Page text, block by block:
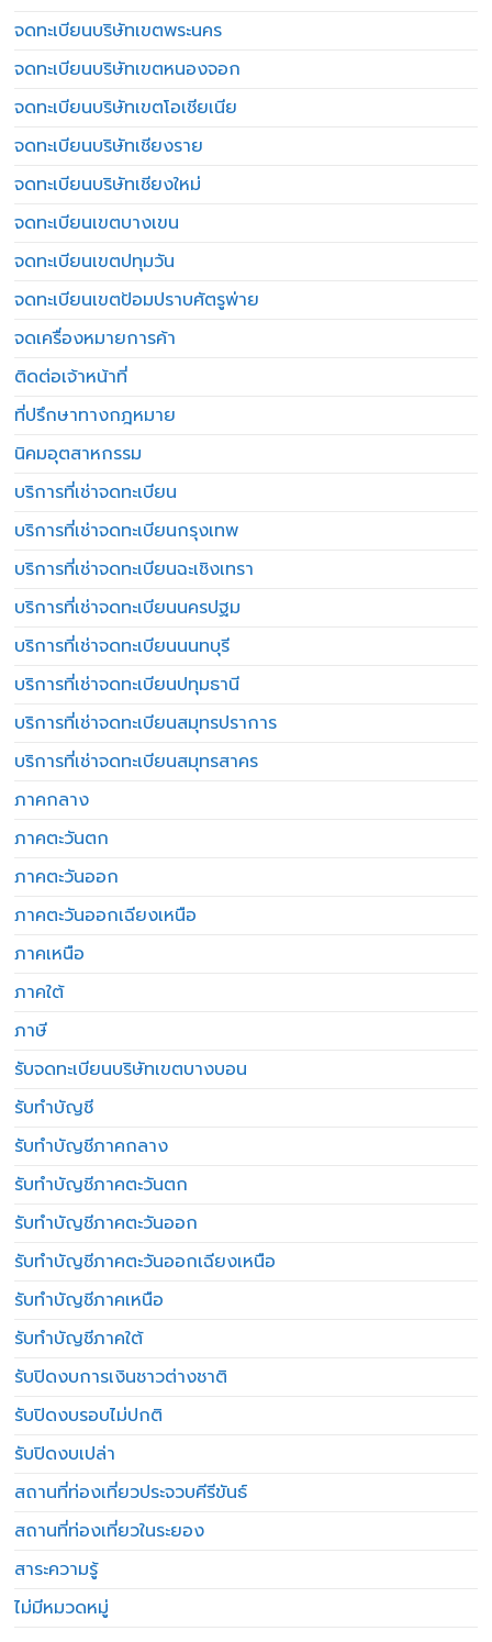
จดทะเบียนบริษัทเขตพระนคร
จดทะเบียนบริษัทเขตหนองจอก
จดทะเบียนบริษัทเขตโอเชียเนีย
จดทะเบียนบริษัทเชียงราย
จดทะเบียนบริษัทเชียงใหม่
จดทะเบียนเขตบางเขน
จดทะเบียนเขตปทุมวัน
จดทะเบียนเขตป้อมปราบศัตรูพ่าย
จดเครื่องหมายการค้า
ติดต่อเจ้าหน้าที่
ที่ปรึกษาทางกฎหมาย
นิคมอุตสาหกรรม
บริการที่เช่าจดทะเบียน
บริการที่เช่าจดทะเบียนกรุงเทพ
บริการที่เช่าจดทะเบียนฉะเชิงเทรา
บริการที่เช่าจดทะเบียนนครปฐม
บริการที่เช่าจดทะเบียนนนทบุรี
บริการที่เช่าจดทะเบียนปทุมธานี
บริการที่เช่าจดทะเบียนสมุทรปราการ
บริการที่เช่าจดทะเบียนสมุทรสาคร
ภาคกลาง
ภาคตะวันตก
ภาคตะวันออก
ภาคตะวันออกเฉียงเหนือ
ภาคเหนือ
ภาคใต้
ภาษี
รับจดทะเบียนบริษัทเขตบางบอน
รับทำบัญชี
รับทำบัญชีภาคกลาง
รับทำบัญชีภาคตะวันตก
รับทำบัญชีภาคตะวันออก
รับทำบัญชีภาคตะวันออกเฉียงเหนือ
รับทำบัญชีภาคเหนือ
รับทำบัญชีภาคใต้
รับปิดงบการเงินชาวต่างชาติ
รับปิดงบรอบไม่ปกติ
รับปิดงบเปล่า
สถานที่ท่องเที่ยวประจวบคีรีขันธ์
สถานที่ท่องเที่ยวในระยอง
สาระความรู้
ไม่มีหมวดหมู่